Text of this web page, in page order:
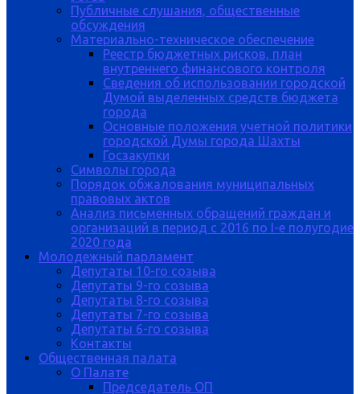
Публичные слушания, общественные
обсуждения
Материально-техническое обеспечение
Реестр бюджетных рисков, план
внутреннего финансового контроля
Сведения об использовании городской
Думой выделенных средств бюджета
города
Основные положения учетной политики
городской Думы города Шахты
Госзакупки
Символы города
Порядок обжалования муниципальных
правовых актов
Анализ письменных обращений граждан и
организаций в период с 2016 по I-е полугодие
2020 года
Молодежный парламент
Депутаты 10-го созыва
Депутаты 9-го созыва
Депутаты 8-го созыва
Депутаты 7-го созыва
Депутаты 6-го созыва
Контакты
Общественная палата
О Палате
Председатель ОП